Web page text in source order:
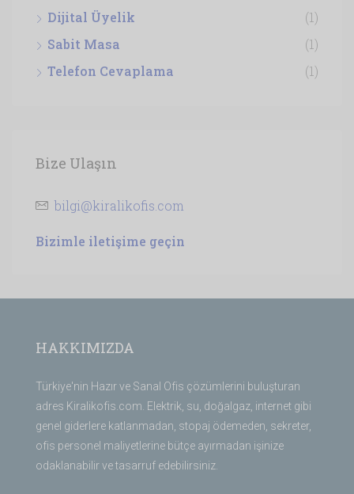
Dijital Üyelik
(1)
Sabit Masa
(1)
Telefon Cevaplama
(1)
Bize Ulaşın
bilgi@kiralikofis.com
Bizimle iletişime geçin
HAKKIMIZDA
Türkiye'nin Hazır ve Sanal Ofis çözümlerini buluşturan
adres Kiralikofis.com. Elektrik, su, doğalgaz, internet gibi
genel giderlere katlanmadan, stopaj ödemeden, sekreter,
ofis personel maliyetlerine bütçe ayırmadan işinize
odaklanabilir ve tasarruf edebilirsiniz.